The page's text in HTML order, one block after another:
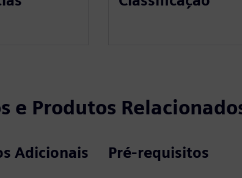
e Produtos
Adicionais Pré-requisitos